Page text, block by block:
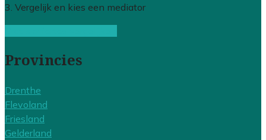
3. Vergelijk en kies een mediator
Provincies
Drenthe
Flevoland
Friesland
Gelderland